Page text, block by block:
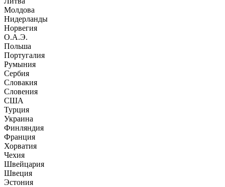
Молдова
Нидерланды
Норвегия
О.А.Э.
Польша
Португалия
Румыния
Сербия
Словакия
Словения
США
Турция
Украина
Финляндия
Франция
Хорватия
Чехия
Швейцария
Швеция
Эстония